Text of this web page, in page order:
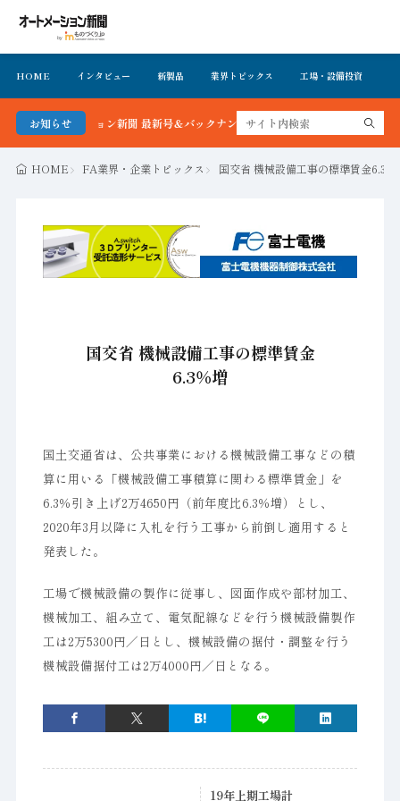
HOME インタビュー 新製品 業界トピックス 工場・設備投資
お知らせ
トメーション新聞 最新号＆バックナンバーを無料で公開中 詳細はこちら
HOME FA業界・企業トピックス 国交省 機械設備工事の標準賃金6.3％
国交省 機械設備工事の標準賃金
6.3％増
国土交通省は、公共事業における機械設備工事などの積
算に用いる「機械設備工事積算に関わる標準賃金」を
6.3％引き上げ2万4650円（前年度比6.3％増）とし、
2020年3月以降に入札を行う工事から前倒し適用すると
発表した。
工場で機械設備の製作に従事し、図面作成や部材加工、
機械加工、組み立て、電気配線などを行う機械設備製作
工は2万5300円／日とし、機械設備の据付・調整を行う
機械設備据付工は2万4000円／日となる。
19年上期工場計